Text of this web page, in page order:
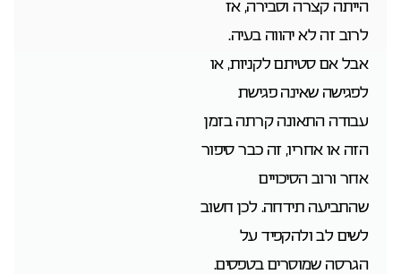
הייתה קצרה וסבירה, אז
לרוב זה לא יהווה בעיה.
אבל אם סטיתם לקניות, או
לפגישה שאינה פגישת
עבודה התאונה קרתה בזמן
הזה או אחריו, זה כבר סיפור
אחר ורוב הסיכויים
שהתביעה תידחה. לכן חשוב
לשים לב ולהקפיד על
הגרסה שמוסרים בטפסים.